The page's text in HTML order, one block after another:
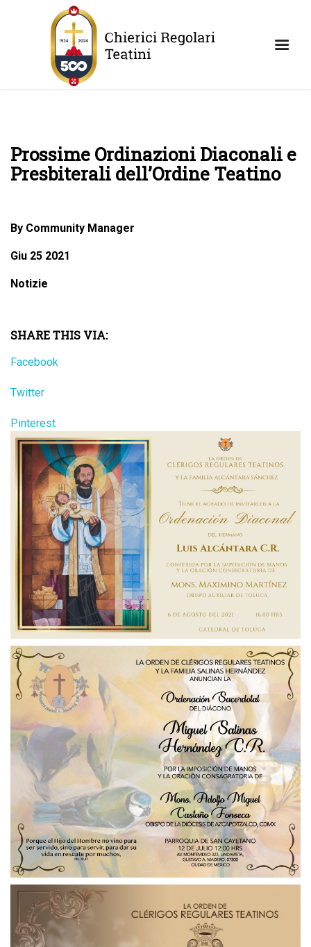
Prossime Ordinazioni Diaconali e
Presbiterali dell’Ordine Teatino
By Community Manager
Giu 25 2021
Notizie
SHARE THIS VIA:
Facebook
Twitter
Pinterest